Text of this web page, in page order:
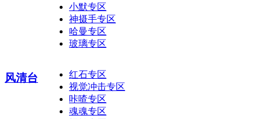
小默专区
神摄手专区
哈曼专区
玻璃专区
风清台
红石专区
视觉冲击专区
咔喳专区
魂魂专区